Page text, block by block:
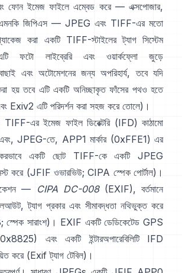
ফোন ইমেজ ফাইলে এম্বেড করে — এক্সপোজার,
এমনকি জিপিএস — JPEG এবং TIFF-এর মতো
করা একটি TIFF-স্টাইলেরট্যাগ সিস্টেম
ফটো লাইব্রেরি এবং ওয়ার্কফ্লো জুড়ে
এবং অটোমেশনের জন্য অপরিহার্য, তবে যদি
হয় তবে এটি একটি অনিচ্ছাকৃত ফাঁসের পথও হতে
Exiv2 এটি পরিদর্শন করা সহজ করে তোলে)।
এর ইমেজ ফাইল ডিরেক্টরি (IFD) কাঠামো
এবং, JPEG-তে, APP1 মার্কার (0xFFE1) এর
একটি ছোট TIFF-কে একটি JPEG
করে (JFIF ওভারভিউ;CIPA স্পেক পোর্টাল)।
— CIPA DC-008(EXIF), বর্তমানে
ট্যাগ প্রকার এবং সীমাবদ্ধতা নথিভুক্ত করে
;স্পেক সারাংশ)। EXIF একটি ডেডিকেটেড GPS
এবং একটি ইন্টারঅপারেবিলিটি IFD
করে (Exif ট্যাগ টেবিল)।